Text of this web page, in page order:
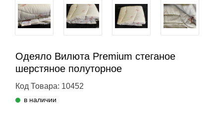
Одеяло Вилюта Premium стеганое
шерстяное полуторное
Код Товара: 10452
в наличии